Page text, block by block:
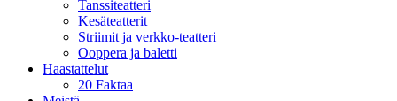
Tanssiteatteri
Kesäteatterit
Striimit ja verkko-teatteri
Ooppera ja baletti
Haastattelut
20 Faktaa